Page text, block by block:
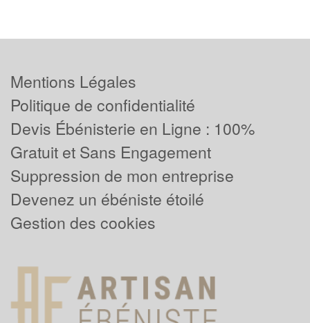
Mentions Légales
Politique de confidentialité
Devis Ébénisterie en Ligne : 100%
Gratuit et Sans Engagement
Suppression de mon entreprise
Devenez un ébéniste étoilé
Gestion des cookies